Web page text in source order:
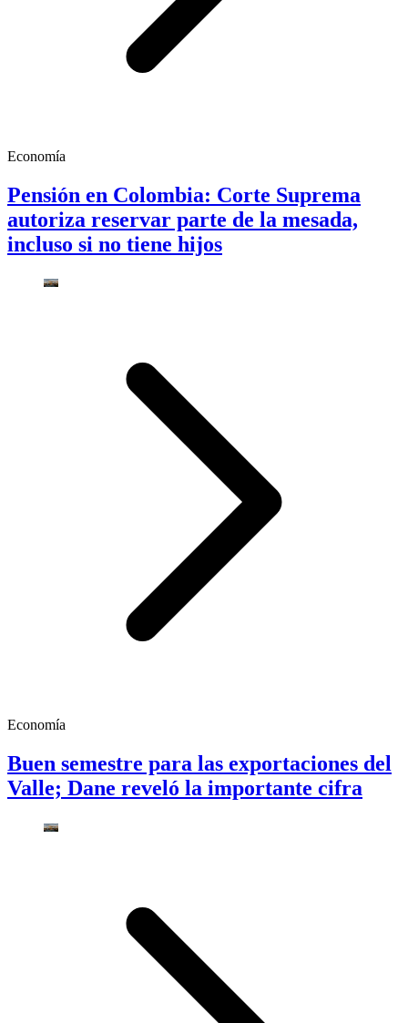
Economía
Pensión en Colombia: Corte Suprema
autoriza reservar parte de la mesada,
incluso si no tiene hijos
Economía
Buen semestre para las exportaciones del
Valle; Dane reveló la importante cifra